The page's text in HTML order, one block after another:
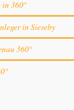
360°
in Sieseby
360°